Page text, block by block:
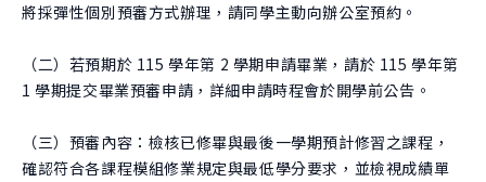
將採彈性個別預審方式辦理，請同學主動向辦公室預約。
（二）若預期於 115 學年第 2 學期申請畢業，請於 115 學年第
1 學期提交畢業預審申請，詳細申請時程會於開學前公告。
（三）預審內容：檢核已修畢與最後一學期預計修習之課程，
確認符合各課程模組修業規定與最低學分要求，並檢視成績單